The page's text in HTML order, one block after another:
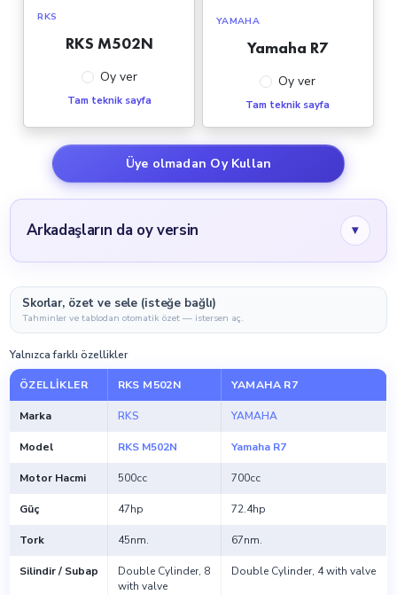
RKS
RKS M502N
Oy ver
Tam teknik sayfa
YAMAHA
Yamaha R7
Oy ver
Tam teknik sayfa
Üye olmadan Oy Kullan
Arkadaşların da oy versin ▾
Skorlar, özet ve sele (isteğe bağlı)
Tahminler ve tablodan otomatik özet — istersen aç.
Yalnızca farklı özellikler
ÖZELLIKLER RKS M502N YAMAHA R7
Marka RKS YAMAHA
Model RKS M502N Yamaha R7
Motor Hacmi 500cc 700cc
Güç 47hp 72.4hp
Tork 45nm. 67nm.
Silindir / Subap
Double Cylinder, 8
with valve
Double Cylinder, 4 with valve